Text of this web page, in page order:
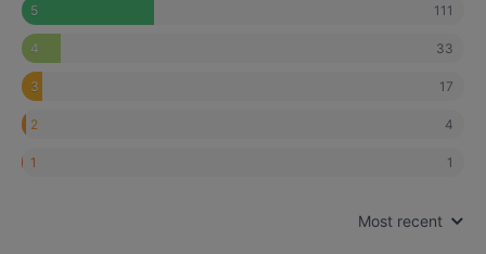
5 111
4 33
3 17
2 4
1 1
Most recent